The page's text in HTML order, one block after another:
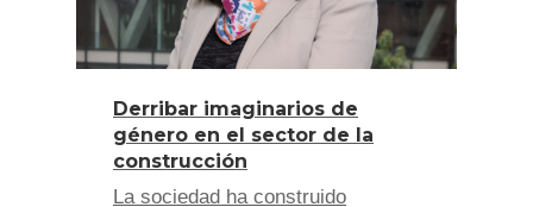
Derribar imaginarios de
género en el sector de la
construcción
La sociedad ha construido